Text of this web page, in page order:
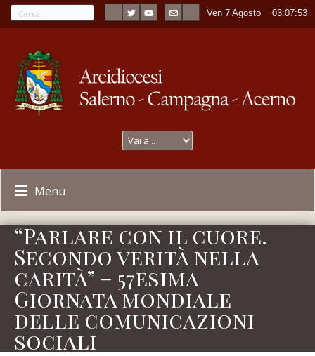
Ven 7 Agosto ----03:07:54
Menu
“Parlare con il cuore.
Secondo verità nella
carità” – 57esima
Giornata mondiale
delle comunicazioni
sociali